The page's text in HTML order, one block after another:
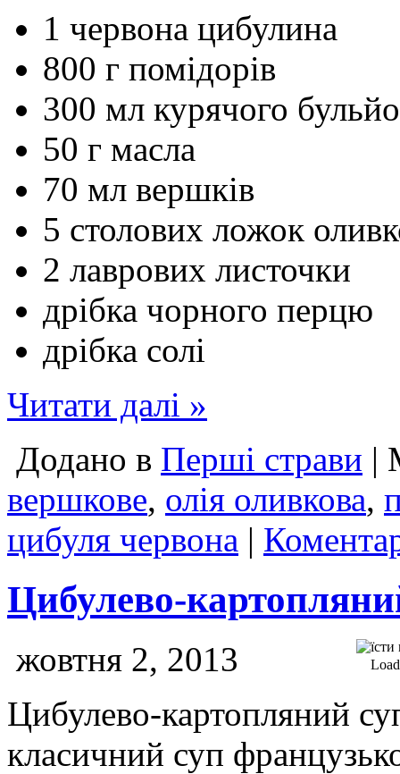
1 червона цибулина
800 г помідорів
300 мл курячого
50 г масла
70 мл вершків
5 столових ложок
2 лаврових листочки
дрібка чорного перцю
дрібка солі
Читати далі »
Додано в Перші страви |
вершкове, олія оливкова,
цибуля червона |
Цибулево-
жовтня 2, 2013
Цибулево-картопляний
класичний суп